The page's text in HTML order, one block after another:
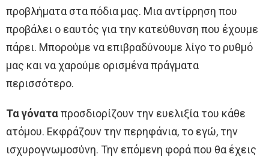
προβλήματα στα πόδια μας. Μια αντίρρηση που
προβάλει ο εαυτός για την κατεύθυνση που έχουμε
πάρει. Μπορούμε να επιβραδύνουμε λίγο το ρυθμό
μας και να χαρούμε ορισμένα πράγματα
περισσότερο.
Τα γόναταπροσδιορίζουν την ευελιξία του κάθε
ατόμου. Εκφράζουν την περηφάνια, το εγώ, την
ισχυρογνωμοσύνη. Την επόμενη φορά που θα έχεις